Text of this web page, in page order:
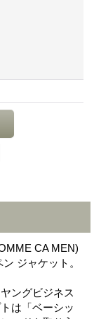
CA MEN)
ジャケット。
ングビジネス
は「ベーシッ